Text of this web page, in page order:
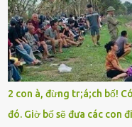
Chú ơi, cháu đi thi, xe hỏng
giúp cháu với, cháu không
thì tăng ga tránh xa như né
như một kẻ mất trí. Vô ích.
tôi chỉ có một lựa chọn duy
rút tờ giấy báo dự thi nhét
Chạy không ngừng. Qua
2 con à, đừng tr;á;ch bố!
đó. Giờ bố sẽ đưa các con